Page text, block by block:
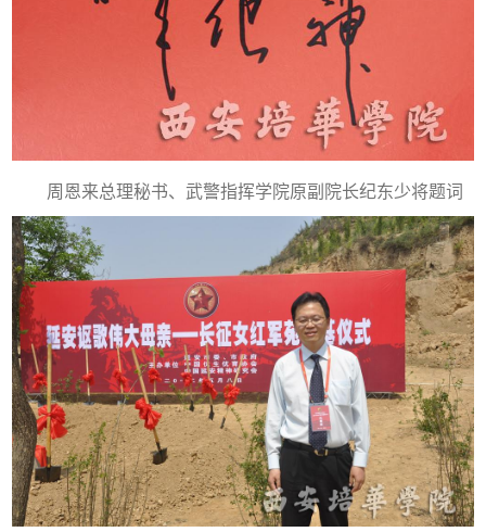
周恩来总理秘书、武警指挥学院原副院长纪东少将题词